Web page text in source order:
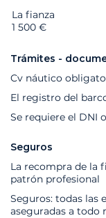
Extras Estado
La fianza
1 500 €
Trámites -
Cv náutico
El registro del
Se requiere el DNI
Seguros
La recompra de la
patrón profesional
Seguros: todas las
aseguradas a todo